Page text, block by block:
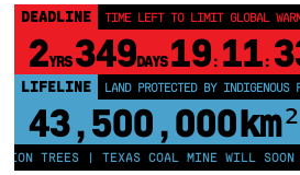
DEADLINE TIME LEFT TO LIMIT GLOBAL
2YRS349DAYS 19: 11:
LIFELINE LAND PROTECTED BY INDIGENOUS
43,500,000km²
TREES | TEXAS COAL MINE WILL SOON